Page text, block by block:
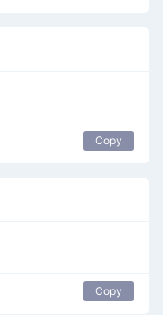
Copy
Copy